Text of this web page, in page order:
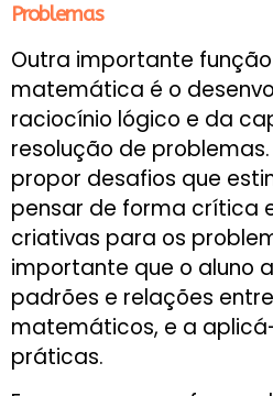
Problemas
Outra importante
matemática é o
raciocínio lógico e da
resolução de
propor desafios que
pensar de forma crítica
criativas para os
importante que o aluno
padrões e relações
matemáticos, e a
práticas.